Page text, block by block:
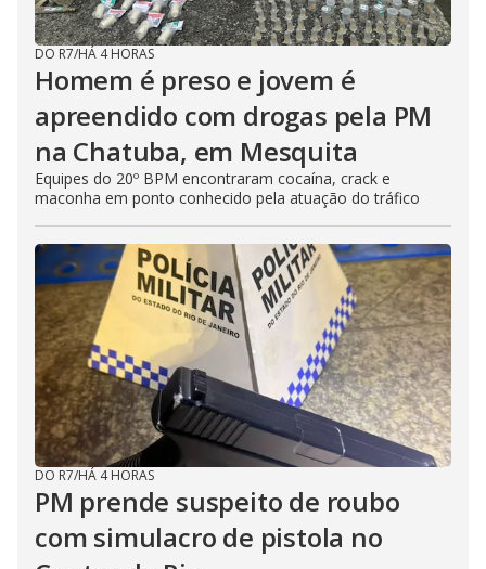
DO R7/HÁ 4 HORAS
Homem é preso e jovem é
apreendido com drogas pela PM
na Chatuba, em Mesquita
Equipes do 20º BPM encontraram cocaína, crack e
maconha em ponto conhecido pela atuação do tráfico
DO R7/HÁ 4 HORAS
PM prende suspeito de roubo
com simulacro de pistola no